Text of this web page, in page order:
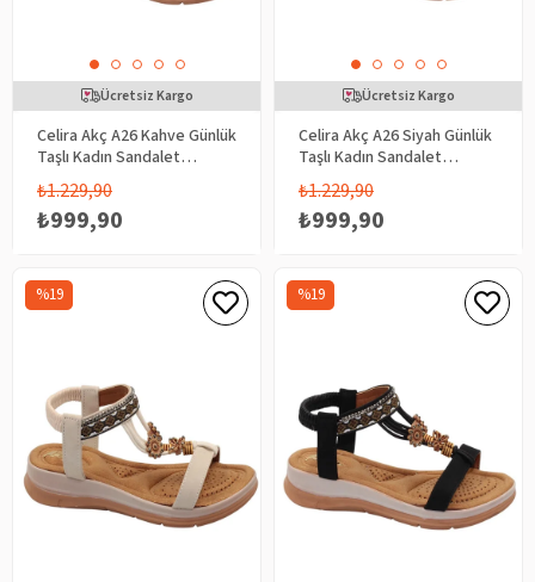
Celira Akç A26 Kahve Günlük
Taşlı Kadın Sandalet
Ayakkabı
₺999,90
₺1.229,90
Ücretsiz Kargo
Celira Akç A26 Siyah Günlük
Taşlı Kadın Sandalet
Ayakkabı
₺999,90
₺1.229,90
Ücretsiz Kargo
%19 %19